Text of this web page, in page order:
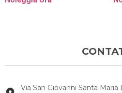
Via San Giovanni Santa Maria